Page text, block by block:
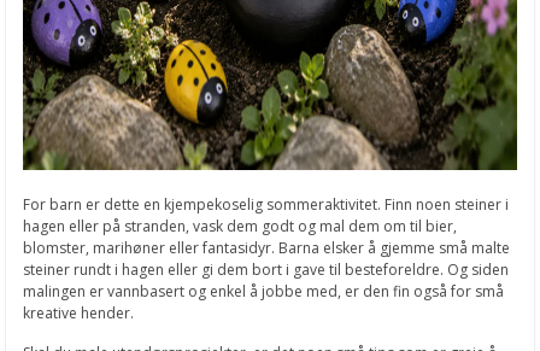
For barn er dette en kjempekoselig sommeraktivitet. Finn noen steiner i
hagen eller på stranden, vask dem godt og mal dem om til bier,
blomster, marihøner eller fantasidyr. Barna elsker å gjemme små malte
steiner rundt i hagen eller gi dem bort i gave til besteforeldre. Og siden
malingen er vannbasert og enkel å jobbe med, er den fin også for små
kreative hender.